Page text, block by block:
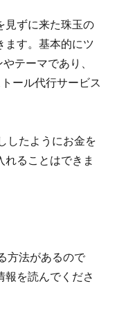
見ずに来た珠玉の
ます。基本的にツ
テーマであり、
ール代行サービス
したようにお金を
ることはできま
方法があるので
報を読んでくださ